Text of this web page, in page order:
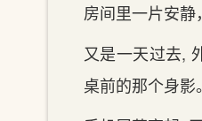
房间‌里‌一片安静
又是一天‌过去,
桌前的那个身影。